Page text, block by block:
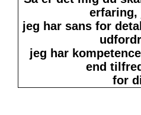
erfaring,
jeg har sans for
jeg har
end
for